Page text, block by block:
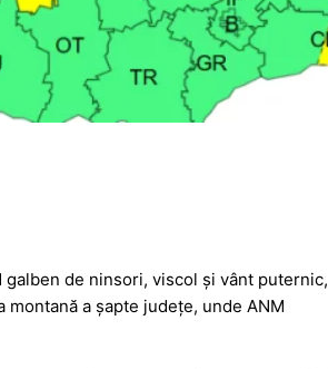
de ninsori, viscol și vânt puternic,
a șapte județe, unde ANM